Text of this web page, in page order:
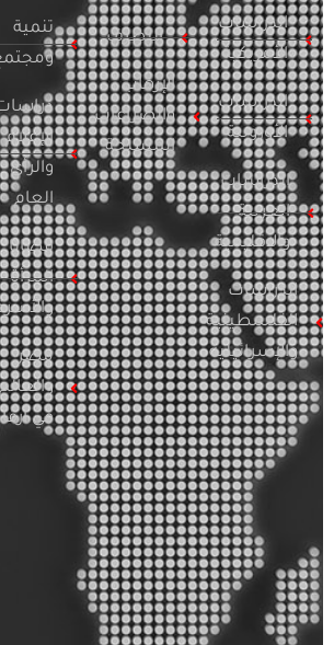
الدراسات
الأمريكية
الدراسات
الأوروبية
الدراسات
العربية
والإقليمية
الدراسات
الفلسطينية
والإسرائيلية
التطرف
الإرهاب
والصراعات
المسلحة
تنمية
ومجتمع
دراسات
الإعلام
والرأي
العام
قضايا
المرأة
والأسرة
مصر
والعالم
في أرقام